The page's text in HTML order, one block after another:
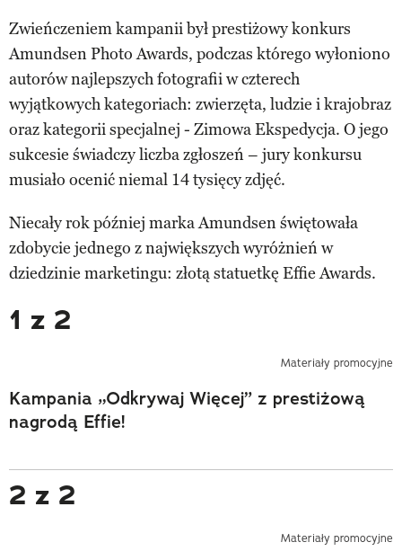
Zwieńczeniem kampanii był prestiżowy konkurs
Amundsen Photo Awards, podczas którego wyłoniono
autorów najlepszych fotografii w czterech
wyjątkowych kategoriach: zwierzęta, ludzie i krajobraz
oraz kategorii specjalnej - Zimowa Ekspedycja. O jego
sukcesie świadczy liczba zgłoszeń – jury konkursu
musiało ocenić niemal 14 tysięcy zdjęć.
Niecały rok później marka Amundsen świętowała
zdobycie jednego z największych wyróżnień w
dziedzinie marketingu: złotą statuetkę Effie Awards.
1 z 2
Materiały promocyjne
Kampania „Odkrywaj Więcej” z prestiżową
nagrodą Effie!
2 z 2
Materiały promocyjne